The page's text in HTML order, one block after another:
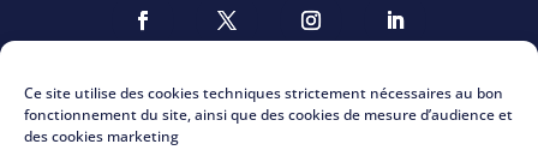
Ce site utilise des cookies techniques strictement nécessaires au bon
fonctionnement du site, ainsi que des cookies de mesure d’audience et
des cookies marketing
Nous contacter